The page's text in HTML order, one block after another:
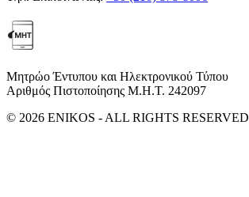
Μητρώο Έντυπου και Ηλεκτρονικού Τύπου
Αριθμός Πιστοποίησης Μ.Η.Τ. 242097
© 2026 ENIKOS - ALL RIGHTS RESERVED